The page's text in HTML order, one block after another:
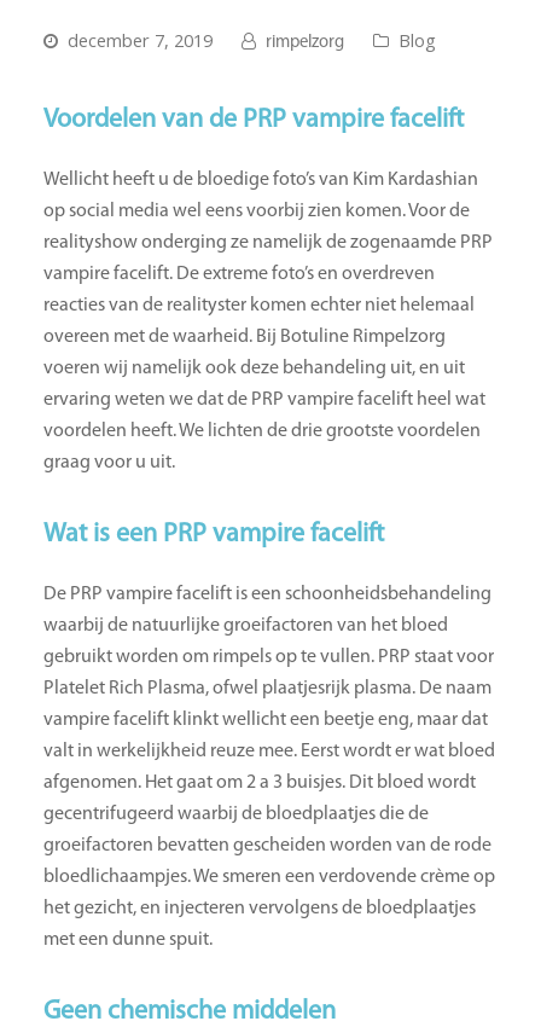
december 7, 2019 rimpelzorg Blog
Voordelen van de PRP vampire facelift
Wellicht heeft u de bloedige foto’s van Kim Kardashian
op social media wel eens voorbij zien komen. Voor de
realityshow onderging ze namelijk de zogenaamde PRP
vampire facelift. De extreme foto’s en overdreven
reacties van de realityster komen echter niet helemaal
overeen met de waarheid. Bij Botuline Rimpelzorg
voeren wij namelijk ook deze behandeling uit, en uit
ervaring weten we dat de PRP vampire facelift heel wat
voordelen heeft. We lichten de drie grootste voordelen
graag voor u uit.
Wat is een PRP vampire facelift
De PRP vampire facelift is een schoonheidsbehandeling
waarbij de natuurlijke groeifactoren van het bloed
gebruikt worden om rimpels op te vullen. PRP staat voor
Platelet Rich Plasma, ofwel plaatjesrijk plasma. De naam
vampire facelift klinkt wellicht een beetje eng, maar dat
valt in werkelijkheid reuze mee. Eerst wordt er wat bloed
afgenomen. Het gaat om 2 a 3 buisjes. Dit bloed wordt
gecentrifugeerd waarbij de bloedplaatjes die de
groeifactoren bevatten gescheiden worden van de rode
bloedlichaampjes. We smeren een verdovende crème op
het gezicht, en injecteren vervolgens de bloedplaatjes
met een dunne spuit.
Geen chemische middelen